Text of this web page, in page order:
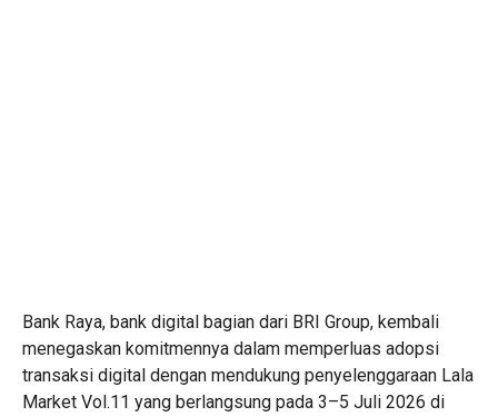
Bank Raya, bank digital bagian dari BRI Group, kembali
menegaskan komitmennya dalam memperluas adopsi
transaksi digital dengan mendukung penyelenggaraan Lala
Market Vol.11 yang berlangsung pada 3–5 Juli 2026 di